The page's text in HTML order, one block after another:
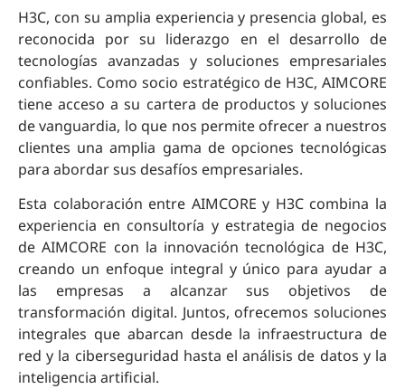
H3C, con su amplia experiencia y presencia global, es
reconocida por su liderazgo en el desarrollo de
tecnologías avanzadas y soluciones empresariales
confiables. Como socio estratégico de H3C, AIMCORE
tiene acceso a su cartera de productos y soluciones
de vanguardia, lo que nos permite ofrecer a nuestros
clientes una amplia gama de opciones tecnológicas
para abordar sus desafíos empresariales.
Esta colaboración entre AIMCORE y H3C combina la
experiencia en consultoría y estrategia de negocios
de AIMCORE con la innovación tecnológica de H3C,
creando un enfoque integral y único para ayudar a
las empresas a alcanzar sus objetivos de
transformación digital. Juntos, ofrecemos soluciones
integrales que abarcan desde la infraestructura de
red y la ciberseguridad hasta el análisis de datos y la
inteligencia artificial.